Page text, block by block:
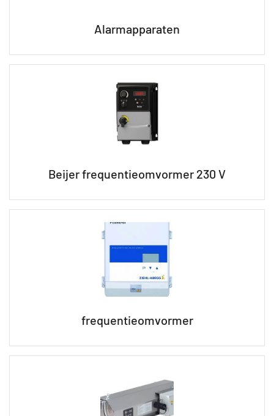
Alarmapparaten
Beijer frequentieomvormer 230 V
frequentieomvormer